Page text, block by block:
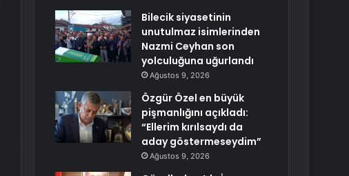
Bilecik siyasetinin
unutulmaz isimlerinden
Nazmi Ceyhan son
yolculuğuna uğurlandı
Ağustos 9, 2026
Özgür Özel en büyük
pişmanlığını açıkladı:
“Ellerim kırılsaydı da
aday göstermeseydim”
Ağustos 9, 2026